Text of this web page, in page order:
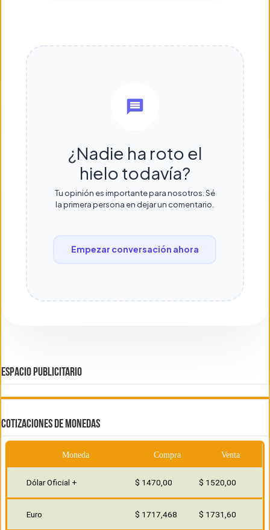
¿Nadie ha roto el
hielo todavía?
Tu opinión es importante para nosotros. Sé
la primera persona en dejar un comentario.
Empezar conversación ahora
ESPACIO PUBLICITARIO
COTIZACIONES DE MONEDAS
Moneda Compra Venta
Dólar Oficial + $ 1470,00 $ 1520,00
Euro $ 1717,468 $ 1731,60